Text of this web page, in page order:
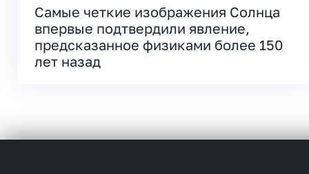
Самые четкие изображения Солнца
впервые подтвердили явление,
предсказанное физиками более 150
лет назад